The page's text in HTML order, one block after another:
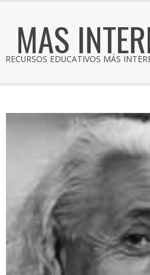
MAS
RECURSOS EDUCATIVOS MÁS